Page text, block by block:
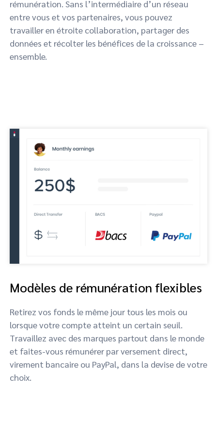
rémunération. Sans l’intermédiaire d’un réseau
entre vous et vos partenaires, vous pouvez
travailler en étroite collaboration, partager des
données et récolter les bénéfices de la croissance –
ensemble.
Modèles de rémunération flexibles
Retirez vos fonds le même jour tous les mois ou
lorsque votre compte atteint un certain seuil.
Travaillez avec des marques partout dans le monde
et faites-vous rémunérer par versement direct,
virement bancaire ou PayPal, dans la devise de votre
choix.